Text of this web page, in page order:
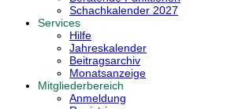
Schachkalender 2027
Services
Hilfe
Jahreskalender
Beitragsarchiv
Monatsanzeige
Mitgliederbereich
Anmeldung